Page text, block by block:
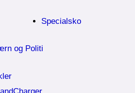
Specialsko
og Politi